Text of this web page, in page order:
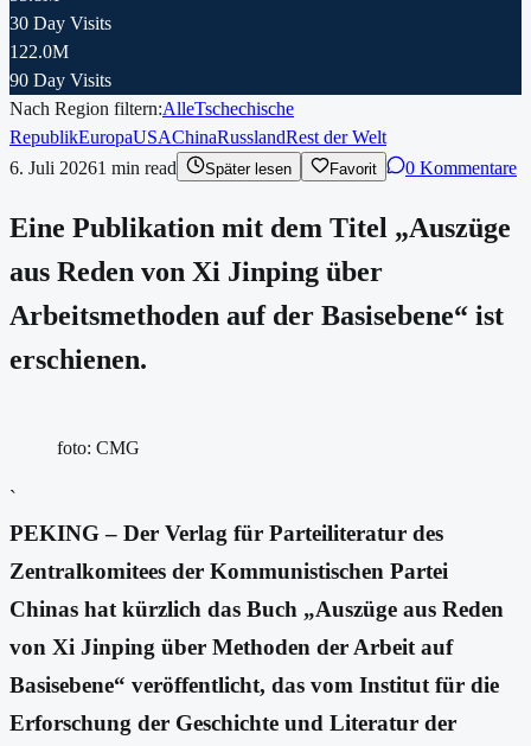
30 Day Visits
122.0M
90 Day Visits
Nach Region filtern:AlleTschechische
RepublikEuropaUSAChinaRusslandRest der Welt
6. Juli 20261 min read Später lesen Favorit 0 Kommentare
Eine Publikation mit dem Titel „Auszüge
aus Reden von Xi Jinping über
Arbeitsmethoden auf der Basisebene“ ist
erschienen.
foto: CMG
`
PEKING – Der Verlag für Parteiliteratur des
Zentralkomitees der Kommunistischen Partei
Chinas hat kürzlich das Buch „Auszüge aus Reden
von Xi Jinping über Methoden der Arbeit auf
Basisebene“ veröffentlicht, das vom Institut für die
Erforschung der Geschichte und Literatur der